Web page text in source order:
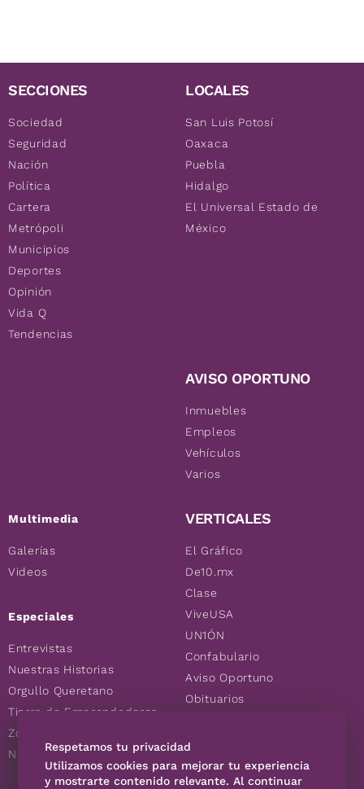
SECCIONES
Sociedad
Seguridad
Nación
Política
Cartera
Metrópoli
Municipios
Deportes
Opinión
Vida Q
Tendencias
Multimedia
Galerías
Videos
Especiales
Entrevistas
Nuestras Historias
Orgullo Queretano
Tierra de Emprendedores
Zoociales
Nuevos Queretanos
LOCALES
San Luis Potosí
Oaxaca
Puebla
Hidalgo
El Universal Estado de
México
AVISO OPORTUNO
Inmuebles
Empleos
Vehículos
Varios
VERTICALES
El Gráfico
De10.mx
Clase
ViveUSA
UN1ÓN
Confabulario
Aviso Oportuno
Obituarios
Consultas
Respetamos tu privacidad
Utilizamos cookies para mejorar tu experiencia
y mostrarte contenido relevante. Al continuar